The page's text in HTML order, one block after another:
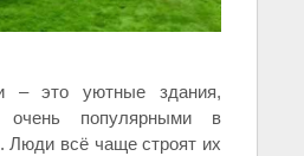
– это уютные здания,
очень популярными в
Люди всё чаще строят их